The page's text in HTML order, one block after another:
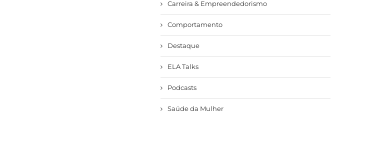
Carreira & Empreendedorismo
Comportamento
Destaque
ELA Talks
Podcasts
Saúde da Mulher